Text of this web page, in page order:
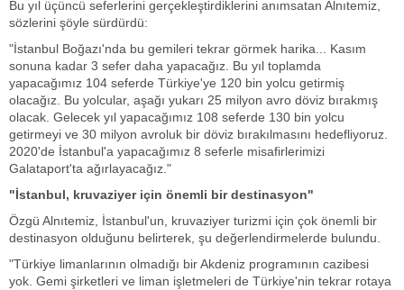
Bu yıl üçüncü seferlerini gerçekleştirdiklerini anımsatan Alnıtemiz,
sözlerini şöyle sürdürdü:
"İstanbul Boğazı'nda bu gemileri tekrar görmek harika... Kasım
sonuna kadar 3 sefer daha yapacağız. Bu yıl toplamda
yapacağımız 104 seferde Türkiye'ye 120 bin yolcu getirmiş
olacağız. Bu yolcular, aşağı yukarı 25 milyon avro döviz bırakmış
olacak. Gelecek yıl yapacağımız 108 seferde 130 bin yolcu
getirmeyi ve 30 milyon avroluk bir döviz bırakılmasını hedefliyoruz.
2020'de İstanbul'a yapacağımız 8 seferle misafirlerimizi
Galataport'ta ağırlayacağız."
"İstanbul, kruvaziyer için önemli bir destinasyon"
Özgü Alnıtemiz, İstanbul'un, kruvaziyer turizmi için çok önemli bir
destinasyon olduğunu belirterek, şu değerlendirmelerde bulundu.
"Türkiye limanlarının olmadığı bir Akdeniz programının cazibesi
yok. Gemi şirketleri ve liman işletmeleri de Türkiye'nin tekrar rotaya